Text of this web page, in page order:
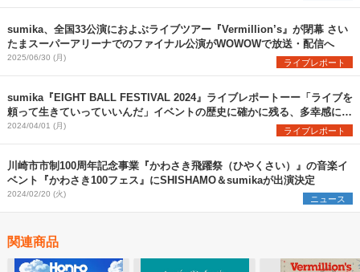
sumika、全国33公演におよぶライブツアー『Vermillion’s』が閉幕 さい
たまスーパーアリーナでのファイナル公演がWOWOWで放送・配信へ
2025/06/30 (月) ライブレポート
sumika『EIGHT BALL FESTIVAL 2024』ライブレポートーー「ライブを
頼って生きていっていいんだ」イベントの歴史に確かに残る、多幸感に満
ちた瞬間を目撃
2024/04/01 (月) ライブレポート
川崎市市制100周年記念事業『かわさき飛躍祭（ひやくさい）』の音楽イ
ベント『かわさき100フェス』にSHISHAMO＆sumikaが出演決定
2024/02/20 (火) ニュース
関連商品